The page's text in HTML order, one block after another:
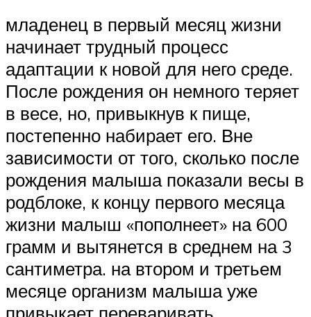
младенец в первый месяц жизни
начинает трудный процесс
адаптации к новой для него среде.
После рождения он немного теряет
в весе, но, привыкнув к пище,
постепенно набирает его. Вне
зависимости от того, сколько после
рождения малыша показали весы в
родблоке, к концу первого месяца
жизни малыш «пополнеет» на 600
грамм и вытянется в среднем на 3
сантиметра. на втором и третьем
месяце организм малыша уже